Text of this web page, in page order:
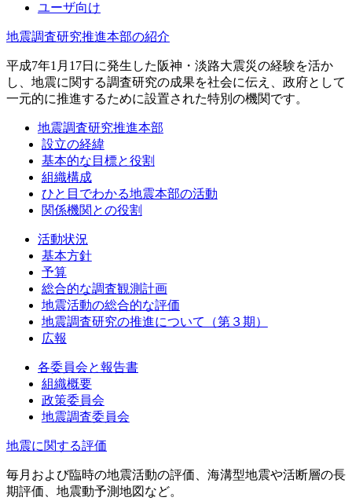
ユーザ向け
地震調査研究推進本部の紹介
平成7年1月17日に発生した阪神・淡路大震災の経験を活か
し、地震に関する調査研究の成果を社会に伝え、政府として
一元的に推進するために設置された特別の機関です。
地震調査研究推進本部
設立の経緯
基本的な目標と役割
組織構成
ひと目でわかる地震本部の活動
関係機関との役割
活動状況
基本方針
予算
総合的な調査観測計画
地震活動の総合的な評価
地震調査研究の推進について（第３期）
広報
各委員会と報告書
組織概要
政策委員会
地震調査委員会
地震に関する評価
毎月および臨時の地震活動の評価、海溝型地震や活断層の長
期評価、地震動予測地図など。